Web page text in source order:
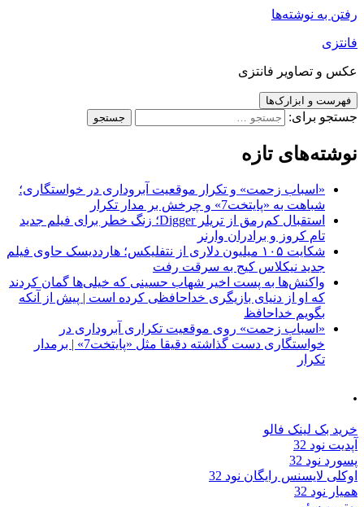
رفتن به نوشته‌ها
فانتزی
عکس و تصاویر فانتزی
فهرست و ابزارک‌ها
جستجو برای:
نوشته‌های تازه
«اسباب زحمت» و تکرار موقعیت آبروداری در خواستگاری؛
شباهت به «پایتخت7» و چرخش بر مدار تکرار
استقبال کم‌رمق از تریلر Digger؛ زنگ خطر برای فیلم جدید
تام کروز و برادران وارنر
شکایت ۱۰۵ میلیون دلاری از نتفلیکس؛ هارددیسک حاوی فیلم
جدید نیکلاس کیج به سرقت رفت
واکنش‌ها به پست اخیر شهاب حسینی که خیلی‌ها گمان کردند
که او از دنیای بازیگری خداحافظی کرده است | پیش از آنکه
بگویم خداحافظ
«اسباب زحمت» روی موقعیت تکراری آبروداری در
خواستگاری دست گذاشته دقیقا مثل «پایتخت7» | برمدار
تکرار
.
خرید بک لینک فالو
آپدیت نود 32
پسورد نود 32
اوکلی لایسنس رایگان نود 32
همیار نود 32